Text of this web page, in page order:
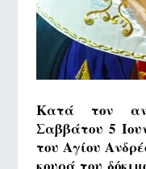
Κατά τον
Σαββάτου 5
του Αγίου